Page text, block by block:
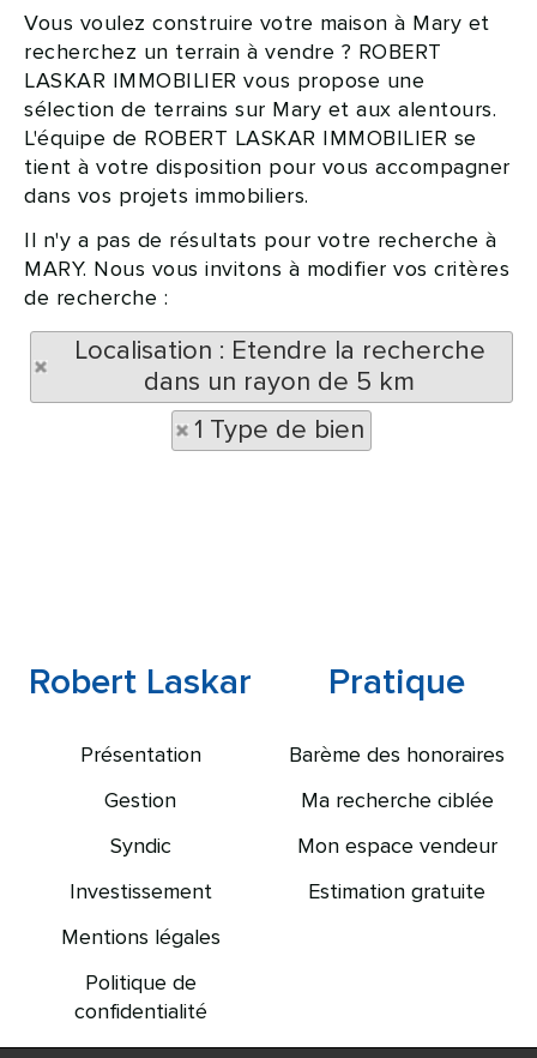
Vous voulez construire votre maison à Mary et
recherchez un terrain à vendre ? ROBERT
LASKAR IMMOBILIER vous propose une
sélection de terrains sur Mary et aux alentours.
L'équipe de ROBERT LASKAR IMMOBILIER se
tient à votre disposition pour vous accompagner
dans vos projets immobiliers.
Il n'y a pas de résultats pour votre recherche à
MARY. Nous vous invitons à modifier vos critères
de recherche :
Localisation : Etendre la recherche
dans un rayon de 5 km
1 Type de bien
Robert Laskar
Présentation
Gestion
Syndic
Investissement
Mentions légales
Politique de
confidentialité
Pratique
Barème des honoraires
Ma recherche ciblée
Mon espace vendeur
Estimation gratuite